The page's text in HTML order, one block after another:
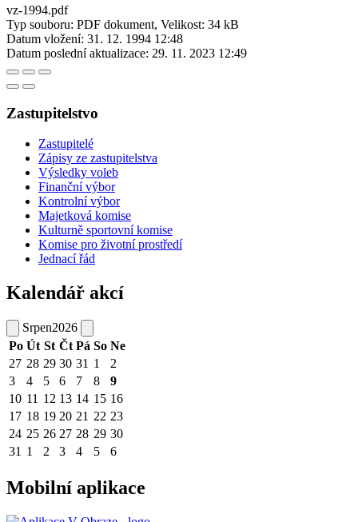
vz-1994.pdf
Typ souboru: PDF dokument, Velikost: 34 kB
Datum vložení: 31. 12. 1994 12:48
Datum poslední aktualizace: 29. 11. 2023 12:49
Zastupitelstvo
Zastupitelé
Zápisy ze zastupitelstva
Výsledky voleb
Finanční výbor
Kontrolní výbor
Majetková komise
Kulturně sportovní komise
Komise pro životní prostředí
Jednací řád
Kalendář akcí
Srpen2026
Po Út St Čt Pá So Ne
27 28 29 30 31 1
2
3
4 5 6 7 8
9
10 11 12 13 14 15 16
17 18 19 20 21 22 23
24 25 26 27 28 29 30
31 1 2 3 4 5 6
Mobilní aplikace